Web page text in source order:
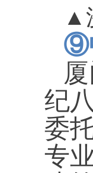
▲
⑨
纪
委
专